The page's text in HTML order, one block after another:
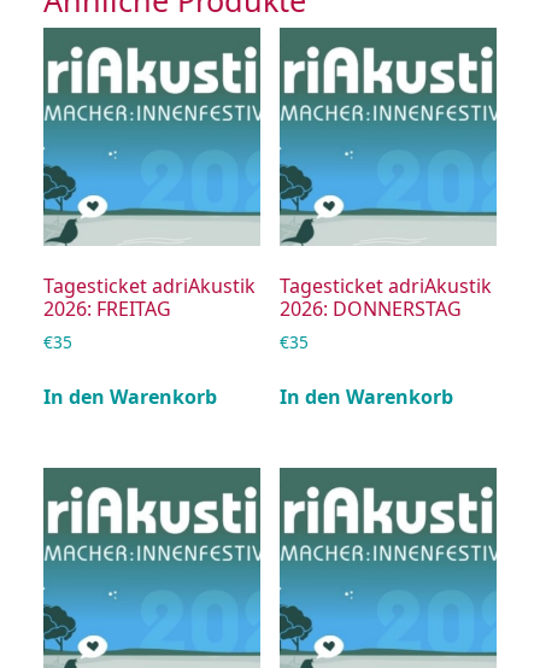
Tagesticket adriAkustik
2026: FREITAG
€35
In den Warenkorb
Tagesticket adriAkustik
2026: DONNERSTAG
€35
In den Warenkorb